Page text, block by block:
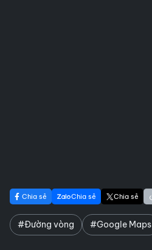
Chia sẻ Chia sẻ Chia sẻ
#Đường vòng #Google Maps